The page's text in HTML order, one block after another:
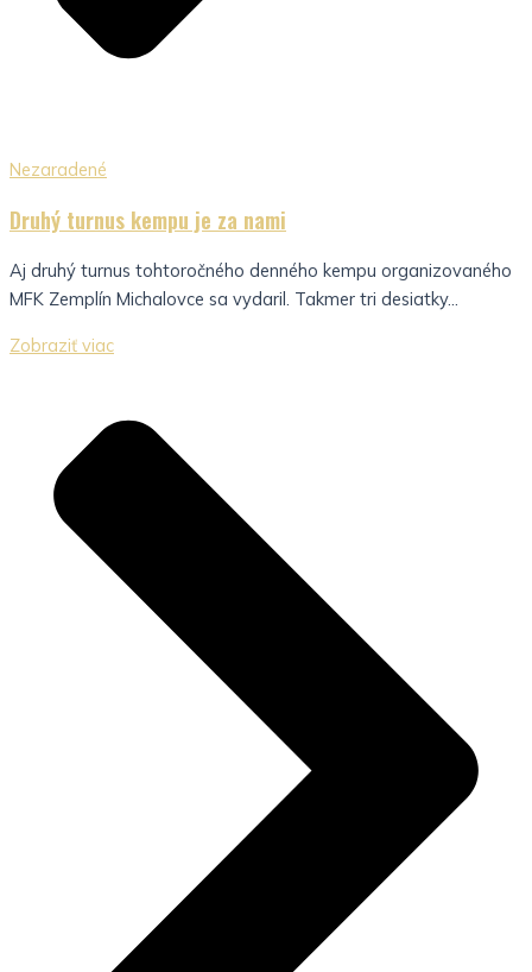
Nezaradené
Druhý turnus kempu je za nami
Aj druhý turnus tohtoročného denného kempu organizovaného
MFK Zemplín Michalovce sa vydaril. Takmer tri desiatky...
Zobraziť viac